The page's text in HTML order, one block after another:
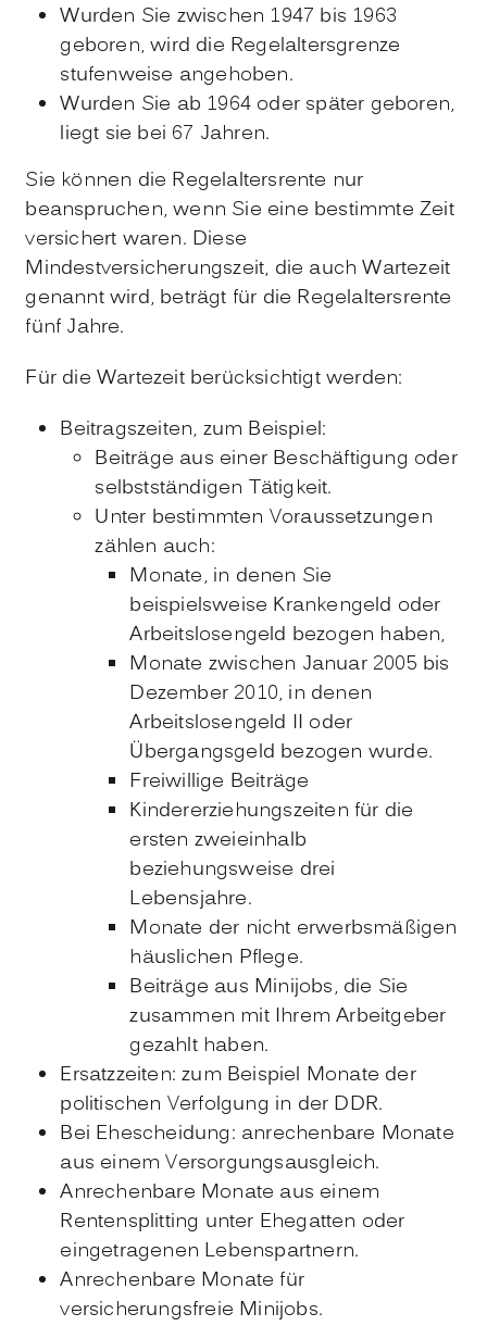
Wurden Sie zwischen 1947 bis 1963
geboren, wird die Regelaltersgrenze
stufenweise angehoben.
Wurden Sie ab 1964 oder später geboren,
liegt sie bei 67 Jahren.
Sie können die Regelaltersrente nur
beanspruchen, wenn Sie eine bestimmte Zeit
versichert waren. Diese
Mindestversicherungszeit, die auch Wartezeit
genannt wird, beträgt für die Regelaltersrente
fünf Jahre.
Für die Wartezeit berücksichtigt werden:
Beitragszeiten, zum Beispiel:
Beiträge aus einer Beschäftigung oder
selbstständigen Tätigkeit.
Unter bestimmten Voraussetzungen
zählen auch:
Monate, in denen Sie
beispielsweise Krankengeld oder
Arbeitslosengeld bezogen haben,
Monate zwischen Januar 2005 bis
Dezember 2010, in denen
Arbeitslosengeld II oder
Übergangsgeld bezogen wurde.
Freiwillige Beiträge
Kindererziehungszeiten für die
ersten zweieinhalb
beziehungsweise drei
Lebensjahre.
Monate der nicht erwerbsmäßigen
häuslichen Pflege.
Beiträge aus Minijobs, die Sie
zusammen mit Ihrem Arbeitgeber
gezahlt haben.
Ersatzzeiten: zum Beispiel Monate der
politischen Verfolgung in der DDR.
Bei Ehescheidung: anrechenbare Monate
aus einem Versorgungsausgleich.
Anrechenbare Monate aus einem
Rentensplitting unter Ehegatten oder
eingetragenen Lebenspartnern.
Anrechenbare Monate für
versicherungsfreie Minijobs.